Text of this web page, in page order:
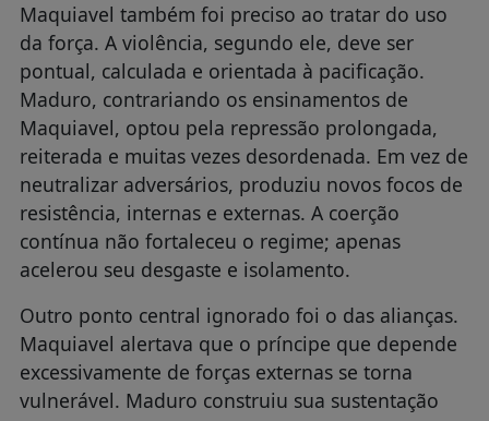
Maquiavel também foi preciso ao tratar do uso
da força. A violência, segundo ele, deve ser
pontual, calculada e orientada à pacificação.
Maduro, contrariando os ensinamentos de
Maquiavel, optou pela repressão prolongada,
reiterada e muitas vezes desordenada. Em vez de
neutralizar adversários, produziu novos focos de
resistência, internas e externas. A coerção
contínua não fortaleceu o regime; apenas
acelerou seu desgaste e isolamento.
Outro ponto central ignorado foi o das alianças.
Maquiavel alertava que o príncipe que depende
excessivamente de forças externas se torna
vulnerável. Maduro construiu sua sustentação